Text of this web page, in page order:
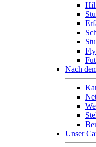
Nach
Unser